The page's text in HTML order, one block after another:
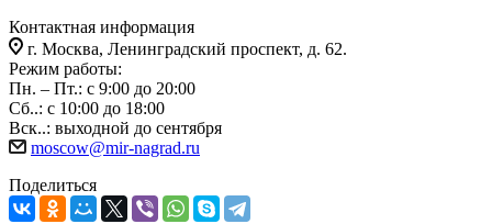
Контактная информация
г. Москва, Ленинградский проспект, д. 62.
Режим работы:
Пн. – Пт.: с 9:00 до 20:00
Сб..: с 10:00 до 18:00
Вск..: выходной до сентября
moscow@mir-nagrad.ru
Поделиться